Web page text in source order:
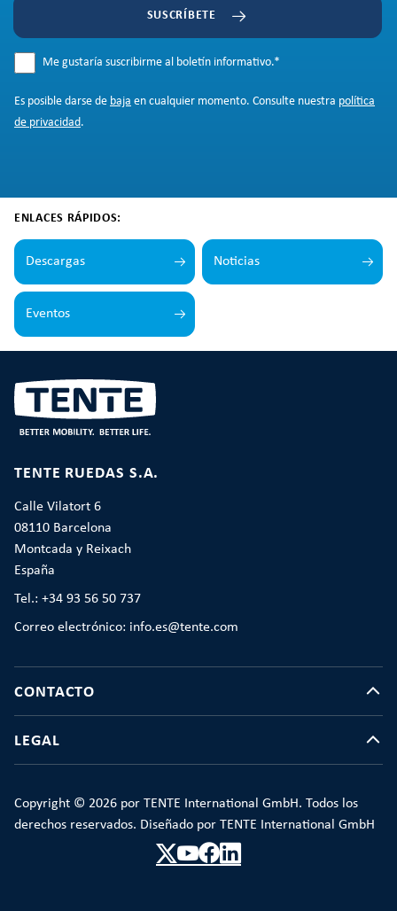
SUSCRÍBETE
Me gustaría suscribirme al boletín informativo.*
Es posible darse de baja en cualquier momento. Consulte nuestra política
de privacidad.
ENLACES RÁPIDOS:
Descargas Noticias
Eventos
TENTE RUEDAS S.A.
Calle Vilatort 6
08110 Barcelona
Montcada y Reixach
España
Tel.: +34 93 56 50 737
Correo electrónico: info.es@tente.com
CONTACTO
LEGAL
Copyright © 2026 por TENTE International GmbH. Todos los
derechos reservados. Diseñado por TENTE International GmbH